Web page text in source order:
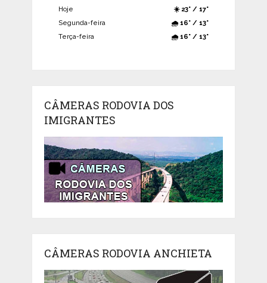
Hoje
☀️ 23° / 17°
Segunda-feira
🌧️ 16° / 13°
Terça-feira
🌧️ 16° / 13°
CÂMERAS RODOVIA DOS
IMIGRANTES
CÂMERAS RODOVIA ANCHIETA